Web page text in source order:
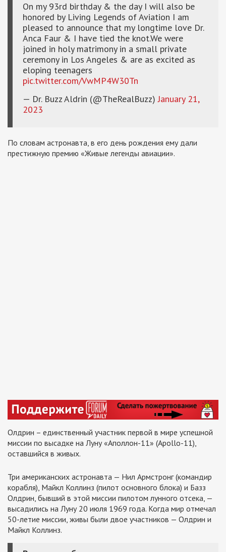
On my 93rd birthday & the day I will also be
honored by Living Legends of Aviation I am
pleased to announce that my longtime love Dr.
Anca Faur & I have tied the knot.We were
joined in holy matrimony in a small private
ceremony in Los Angeles & are as excited as
eloping teenagers
pic.twitter.com/VwMP4W30Tn
— Dr. Buzz Aldrin (@TheRealBuzz)January 21,
2023
По словам астронавта, в его день рождения ему дали
престижную премию «Живые легенды авиации».
Олдрин – единственный участник первой в мире успешной
миссии по высадке на Луну «Аполлон-11» (Apollo-11),
оставшийся в живых.
Три американских астронавта — Нил Армстронг (командир
корабля), Майкл Коллинз (пилот основного блока) и Базз
Олдрин, бывший в этой миссии пилотом лунного отсека, —
высадились на Луну 20 июля 1969 года. Когда мир отмечал
50-летие миссии, живы были двое участников — Олдрин и
Майкл Коллинз.